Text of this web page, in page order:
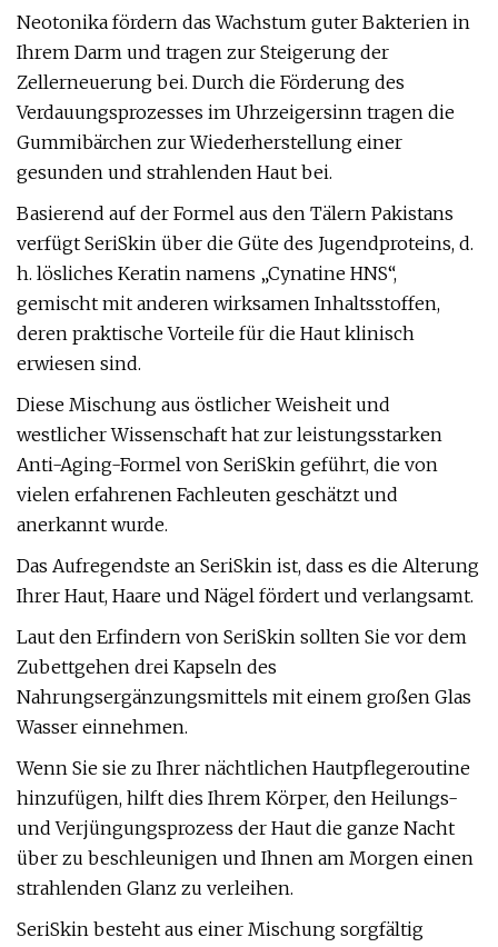
Neotonika fördern das Wachstum guter Bakterien in
Ihrem Darm und tragen zur Steigerung der
Zellerneuerung bei. Durch die Förderung des
Verdauungsprozesses im Uhrzeigersinn tragen die
Gummibärchen zur Wiederherstellung einer
gesunden und strahlenden Haut bei.
Basierend auf der Formel aus den Tälern Pakistans
verfügt SeriSkin über die Güte des Jugendproteins, d.
h. lösliches Keratin namens „Cynatine HNS“,
gemischt mit anderen wirksamen Inhaltsstoffen,
deren praktische Vorteile für die Haut klinisch
erwiesen sind.
Diese Mischung aus östlicher Weisheit und
westlicher Wissenschaft hat zur leistungsstarken
Anti-Aging-Formel von SeriSkin geführt, die von
vielen erfahrenen Fachleuten geschätzt und
anerkannt wurde.
Das Aufregendste an SeriSkin ist, dass es die Alterung
Ihrer Haut, Haare und Nägel fördert und verlangsamt.
Laut den Erfindern von SeriSkin sollten Sie vor dem
Zubettgehen drei Kapseln des
Nahrungsergänzungsmittels mit einem großen Glas
Wasser einnehmen.
Wenn Sie sie zu Ihrer nächtlichen Hautpflegeroutine
hinzufügen, hilft dies Ihrem Körper, den Heilungs-
und Verjüngungsprozess der Haut die ganze Nacht
über zu beschleunigen und Ihnen am Morgen einen
strahlenden Glanz zu verleihen.
SeriSkin besteht aus einer Mischung sorgfältig